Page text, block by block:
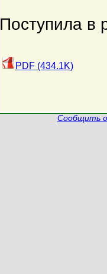
Поступила в
PDF (434.1K)
Сообщить о